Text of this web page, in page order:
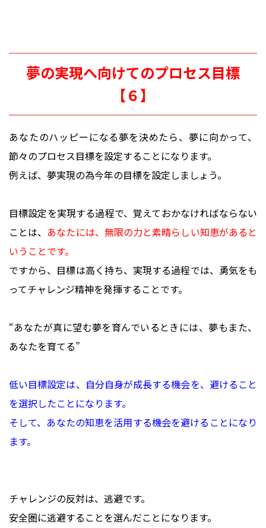
夢の実現へ向けてのプロセス目標
【６】
あなたのハッピーになる夢を決めたら、夢に向かって、
節々のプロセス目標を設定することになります。
例えば、夢実現の為今年の目標を設定しましょう。
目標設定を実現する過程で、覚えておかなければならない
ことは、 あなたには、無限の力と素晴らしい知恵があると
いうことです。
ですから、目標は高く持ち、実現する過程では、勇気をも
ってチャレンジ精神を発揮することです。
“あなたが真に望む夢を育んでいるときには、夢もまた、
あなたを育てる”
低い目標設定は、自分自身が成長する機会を、避けること
を選択したことになります。
そして、あなたの知恵を活用する機会を避けることになり
ます。
チャレンジの反対は、逃避です。
安全圏に逃避することを選んだことになります。